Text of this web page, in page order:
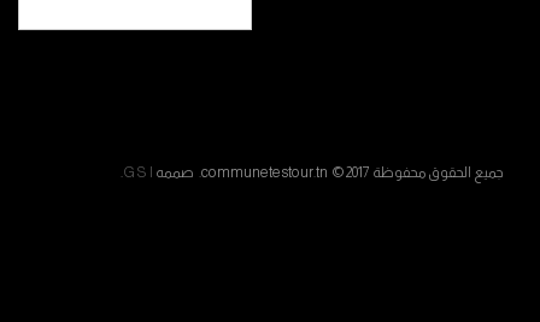
جميع الحقوق محفوظة communetestour.tn © 2017. صممه G S I
.